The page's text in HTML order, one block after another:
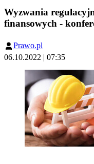
Wyzwania
finansowych -
Prawo.pl
06.10.2022 | 07:35